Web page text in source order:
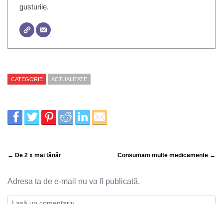
gusturile.
CATEGORIE ACTUALITATE
← De 2 x mai tânăr Consumam multe medicamente →
Adresa ta de e-mail nu va fi publicată.